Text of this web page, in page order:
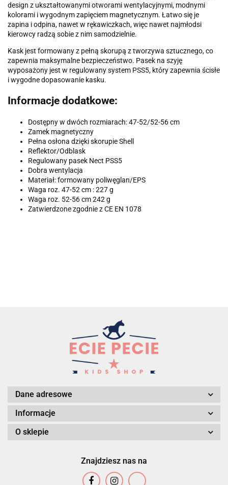
design z ukształtowanymi otworami wentylacyjnymi, modnymi
kolorami i wygodnym zapięciem magnetycznym. Łatwo się je
zapina i odpina, nawet w rękawiczkach, więc nawet najmłodsi
kierowcy radzą sobie z nim samodzielnie.
Kask jest formowany z pełną skorupą z tworzywa sztucznego, co
zapewnia maksymalne bezpieczeństwo. Pasek na szyję
wyposażony jest w regulowany system PSS5, który zapewnia ścisłe
i wygodne dopasowanie kasku.
Informacje dodatkowe:
Dostępny w dwóch rozmiarach: 47-52/52-56 cm
Zamek magnetyczny
Pełna osłona dzięki skorupie Shell
Reflektor/Odblask
Regulowany pasek Nect PSS5
Dobra wentylacja
Materiał: formowany poliwęglan/EPS
Waga roz. 47-52 cm : 227 g
Waga roz. 52-56 cm 242 g
Zatwierdzone zgodnie z CE EN 1078
Dane adresowe
Informacje
O sklepie
Znajdziesz nas na